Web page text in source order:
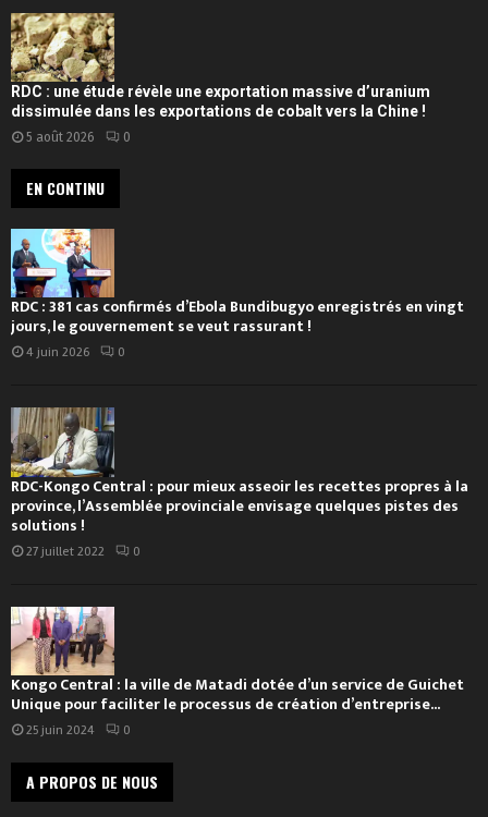
RDC : une étude révèle une exportation massive d’uranium
dissimulée dans les exportations de cobalt vers la Chine !
5 août 2026 0
EN CONTINU
RDC : 381 cas confirmés d’Ebola Bundibugyo enregistrés en vingt
jours, le gouvernement se veut rassurant !
4 juin 2026 0
RDC-Kongo Central : pour mieux asseoir les recettes propres à la
province, l’Assemblée provinciale envisage quelques pistes des
solutions !
27 juillet 2022 0
Kongo Central : la ville de Matadi dotée d’un service de Guichet
Unique pour faciliter le processus de création d’entreprise...
25 juin 2024 0
A PROPOS DE NOUS